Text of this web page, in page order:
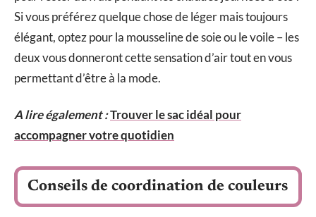
Si vous préférez quelque chose de léger mais toujours
élégant, optez pour la mousseline de soie ou le voile – les
deux vous donneront cette sensation d’air tout en vous
permettant d’être à la mode.
A lire également :Trouver le sac idéal pour
accompagner votre quotidien
Conseils de coordination de couleurs